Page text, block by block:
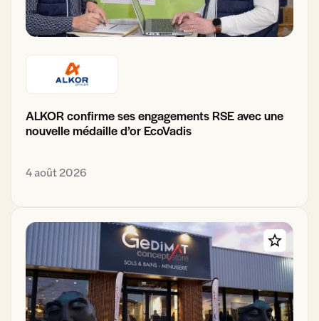
ALKOR confirme ses engagements RSE avec une
nouvelle médaille d’or EcoVadis
4 août 2026